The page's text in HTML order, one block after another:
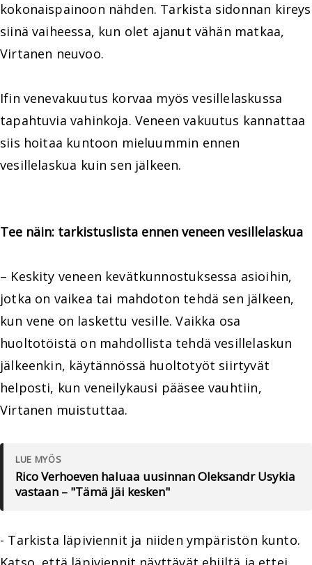
kokonaispainoon nähden. Tarkista sidonnan kireys
siinä vaiheessa, kun olet ajanut vähän matkaa,
Virtanen neuvoo.
Ifin venevakuutus korvaa myös vesillelaskussa
tapahtuvia vahinkoja. Veneen vakuutus kannattaa
siis hoitaa kuntoon mieluummin ennen
vesillelaskua kuin sen jälkeen.
Tee näin: tarkistuslista ennen veneen vesillelaskua
– Keskity veneen kevätkunnostuksessa asioihin,
jotka on vaikea tai mahdoton tehdä sen jälkeen,
kun vene on laskettu vesille. Vaikka osa
huoltotöistä on mahdollista tehdä vesillelaskun
jälkeenkin, käytännössä huoltotyöt siirtyvät
helposti, kun veneilykausi pääsee vauhtiin,
Virtanen muistuttaa.
LUE MYÖS
Rico Verhoeven haluaa uusinnan Oleksandr Usykia
vastaan – "Tämä jäi kesken"
- Tarkista läpiviennit ja niiden ympäristön kunto.